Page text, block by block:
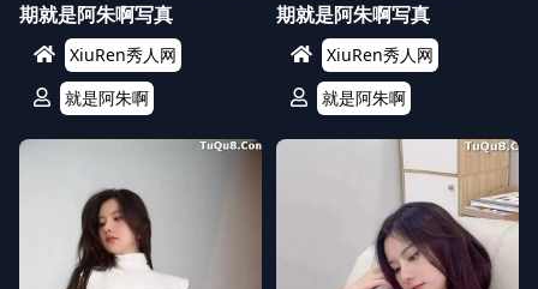
期就是阿朱啊写真
XiuRen秀人网
就是阿朱啊
期就是阿朱啊写真
XiuRen秀人网
就是阿朱啊